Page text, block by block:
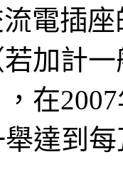
電插
加計
在
達到